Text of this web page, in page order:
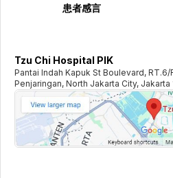
患者感言
Tzu Chi Hospital PIK
Pantai Indah Kapuk St Boulevard, RT.6/
Penjaringan, North Jakarta City, Jakarta